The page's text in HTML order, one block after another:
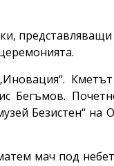
Бегъмов.
Безистен“ на
мач под